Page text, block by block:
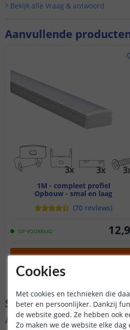
Aanvullende
1M - compleet profiel
Opbouw - smal en laag
(70 reviews)
OP VOORRAAD 12,
Bekijk alle Vraag & antwoord
Specificaties
Algemene kenmerken
Cookies
Met cookies en technieken die
beter en persoonlijker. Dankzij
de website goed. Ze hebben ook
Zo maken we de website elke